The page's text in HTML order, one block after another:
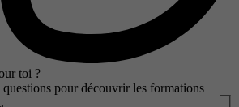
toi ?
questions pour découvrir les formations